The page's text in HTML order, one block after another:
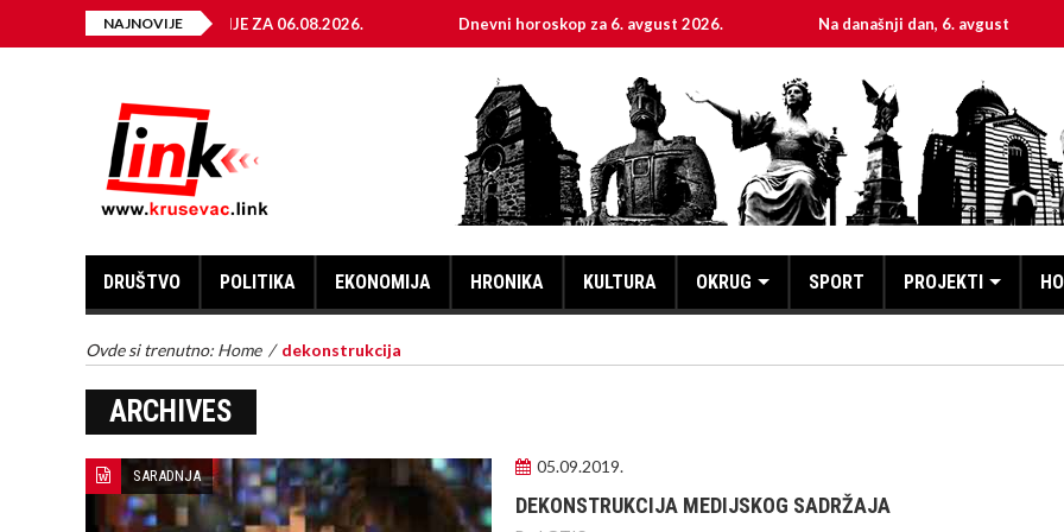
NAJNOVIJE
ELEKTRIČNE ENERGIJE ZA 06.08.2026. Dnevni horoskop za 6. avgust 2026. Na današnji dan, 6. avgust
DRUŠTVO POLITIKA EKONOMIJA HRONIKA KULTURA OKRUG SPORT PROJEKTI
Ovde si trenutno: Home / dekonstrukcija
ARCHIVES
SARADNJA 05.09.2019.
DEKONSTRUKCIJA MEDIJSKOG SADRŽAJA